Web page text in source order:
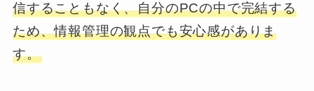
信することもなく、自分のPCの中で完結する
ため、情報管理の観点でも安心感がありま
す。